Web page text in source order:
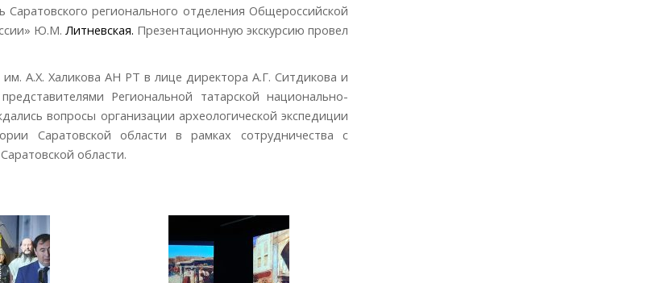
регионального отделения Общероссийской
Ю.М. Литневская. Презентационную экскурсию провел
А.Х. Халикова АН РТ в лице директора А.Г. Ситдикова и
Региональной татарской национально-
вопросы организации археологической экспедиции
Саратовской области в рамках сотрудничества с
области.